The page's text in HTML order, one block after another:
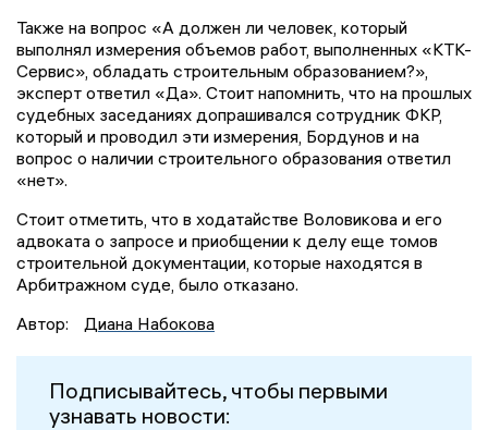
Также на вопрос «А должен ли человек, который
выполнял измерения объемов работ, выполненных «КТК-
Сервис», обладать строительным образованием?»,
эксперт ответил «Да». Стоит напомнить, что на прошлых
судебных заседаниях допрашивался сотрудник ФКР,
который и проводил эти измерения, Бордунов и на
вопрос о наличии строительного образования ответил
«нет».
Стоит отметить, что в ходатайстве Воловикова и его
адвоката о запросе и приобщении к делу еще томов
строительной документации, которые находятся в
Арбитражном суде, было отказано.
Автор:
Диана Набокова
Подписывайтесь, чтобы первыми
узнавать новости: